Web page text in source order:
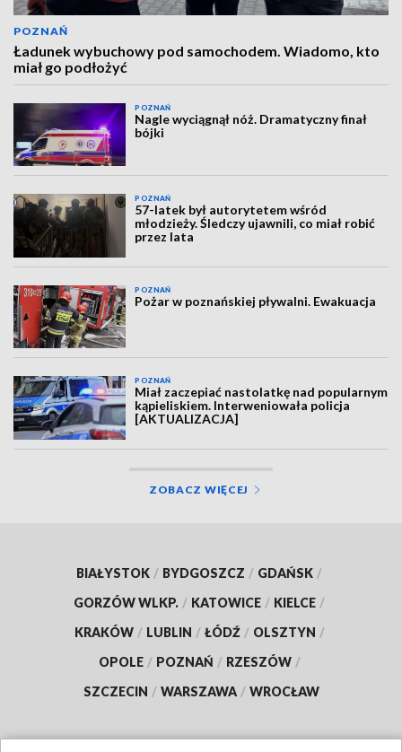
POZNAŃ
Ładunek wybuchowy pod samochodem. Wiadomo, kto
miał go podłożyć
POZNAŃ
Nagle wyciągnął nóż. Dramatyczny finał
bójki
POZNAŃ
57-latek był autorytetem wśród
młodzieży. Śledczy ujawnili, co miał robić
przez lata
POZNAŃ
Pożar w poznańskiej pływalni. Ewakuacja
POZNAŃ
Miał zaczepiać nastolatkę nad popularnym
kąpieliskiem. Interweniowała policja
[AKTUALIZACJA]
ZOBACZ WIĘCEJ
BIAŁYSTOK / BYDGOSZCZ / GDAŃSK /
GORZÓW WLKP. / KATOWICE / KIELCE /
KRAKÓW / LUBLIN / ŁÓDŹ / OLSZTYN /
OPOLE / POZNAŃ / RZESZÓW /
SZCZECIN / WARSZAWA / WROCŁAW